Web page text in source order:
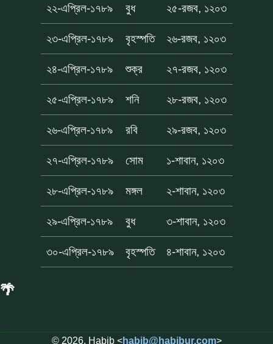
২২-এপ্রিল-১৭৮৯ বুধ ২৫-রজব, ১২০৩
২৩-এপ্রিল-১৭৮৯ বৃহস্পতি ২৬-রজব, ১২০৩
২৪-এপ্রিল-১৭৮৯ শুক্র ২৭-রজব, ১২০৩
২৫-এপ্রিল-১৭৮৯ শনি ২৮-রজব, ১২০৩
২৬-এপ্রিল-১৭৮৯ রবি ২৯-রজব, ১২০৩
২৭-এপ্রিল-১৭৮৯ সোম ১-শাবান, ১২০৩
২৮-এপ্রিল-১৭৮৯ মঙ্গল ২-শাবান, ১২০৩
২৯-এপ্রিল-১৭৮৯ বুধ ৩-শাবান, ১২০৩
৩০-এপ্রিল-১৭৮৯ বৃহস্পতি ৪-শাবান, ১২০৩
🌴
© 2026, Habib <habib@habibur.com>